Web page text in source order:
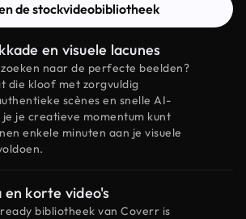
de stockvideobibliotheek
en visuele lacunes
naar de perfecte beelden?
die kloof met zorgvuldig
scènes en snelle AI-
je creatieve momentum kunt
enkele minuten aan je visuele
en korte video's
bibliotheek van Coverr is